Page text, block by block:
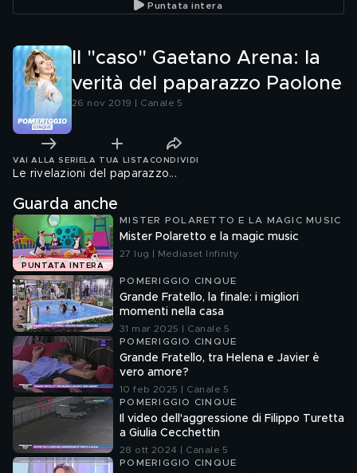
Puntata intera
Il "caso" Gaetano Arena: la
verità del paparazzo Paolone
26 nov 2019 | Canale 5
VAI ALLA SERIE LA TUA LISTA CONDIVIDI
Le rivelazioni del paparazzo...
Guarda anche
PUNTATA INTERA
MISTER POLARETTO E LA MAGIC MUSIC
Mister Polaretto e la magic music
27 lug | Mediaset Infinity
POMERIGGIO CINQUE
Grande Fratello, la finale: i migliori
momenti nella casa
31 mar 2025 | Canale 5
POMERIGGIO CINQUE
Grande Fratello, tra Helena e Javier è
vero amore?
10 feb 2025 | Canale 5
POMERIGGIO CINQUE
Il video dell'aggressione di Filippo Turetta
a Giulia Cecchettin
28 ott 2024 | Canale 5
POMERIGGIO CINQUE